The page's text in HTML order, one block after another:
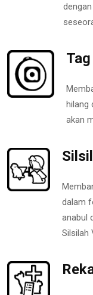
hilang
akan
dalam
anabul
Silsilah